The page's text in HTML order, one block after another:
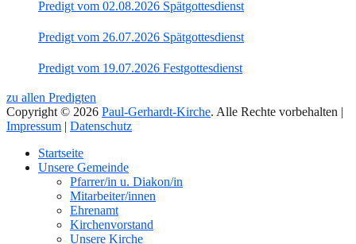
Predigt vom 02.08.2026 Spätgottesdienst
Predigt vom 26.07.2026 Spätgottesdienst
Predigt vom 19.07.2026 Festgottesdienst
zu allen Predigten
Copyright © 2026 Paul-Gerhardt-Kirche. Alle Rechte vorbehalten |
Impressum | Datenschutz
oben
Startseite
Unsere Gemeinde
Pfarrer/in u. Diakon/in
Mitarbeiter/innen
Ehrenamt
Kirchenvorstand
Unsere Kirche